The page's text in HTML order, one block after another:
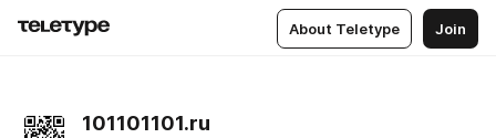
About Teletype Join
101101101.ru